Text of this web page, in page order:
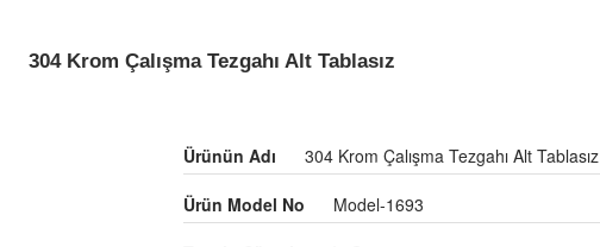
304 Krom Çalışma Tezgahı Alt Tablasız
Ürünün Adı 304 Krom Çalışma Tezgahı Alt Tablasız
Ürün Model No Model-1693